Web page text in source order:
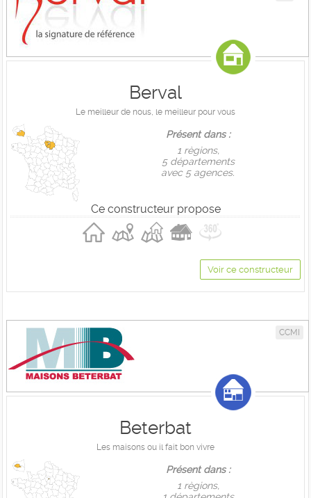
Berval
Le meilleur de nous, le meilleur pour vous
Présent dans :
1 règions,
5 départements
avec 5 agences.
Ce constructeur propose
Voir ce constructeur
CCMI
Beterbat
Les maisons ou il fait bon vivre
Présent dans :
1 règions,